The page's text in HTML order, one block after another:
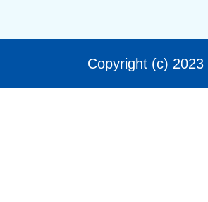
Copyright (c)